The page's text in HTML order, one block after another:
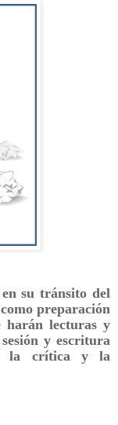
su tránsito del
preparación
harán lecturas y
y escritura
la crítica y la